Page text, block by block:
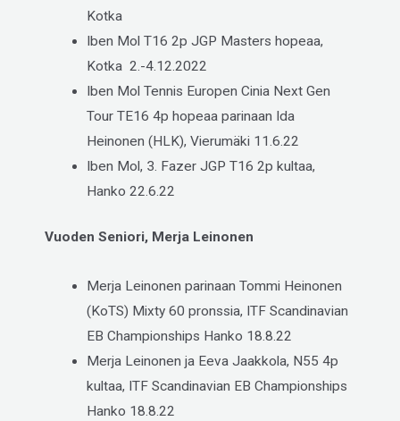
Kotka
Iben Mol T16 2p JGP Masters hopeaa,
Kotka 2.-4.12.2022
Iben Mol Tennis Europen Cinia Next Gen
Tour TE16 4p hopeaa parinaan Ida
Heinonen (HLK), Vierumäki 11.6.22
Iben Mol, 3. Fazer JGP T16 2p kultaa,
Hanko 22.6.22
Vuoden Seniori, Merja Leinonen
Merja Leinonen parinaan Tommi Heinonen
(KoTS) Mixty 60 pronssia, ITF Scandinavian
EB Championships Hanko 18.8.22
Merja Leinonen ja Eeva Jaakkola, N55 4p
kultaa, ITF Scandinavian EB Championships
Hanko 18.8.22